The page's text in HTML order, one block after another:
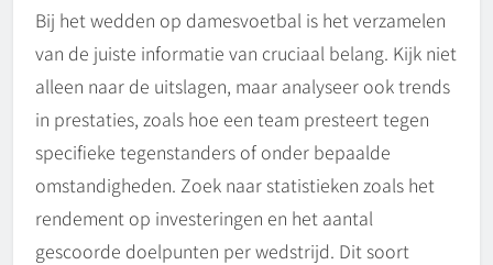
Bij het wedden op damesvoetbal is het verzamelen
van de juiste informatie van cruciaal belang. Kijk niet
alleen naar de uitslagen, maar analyseer ook trends
in prestaties, zoals hoe een team presteert tegen
specifieke tegenstanders of onder bepaalde
omstandigheden. Zoek naar statistieken zoals het
rendement op investeringen en het aantal
gescoorde doelpunten per wedstrijd. Dit soort